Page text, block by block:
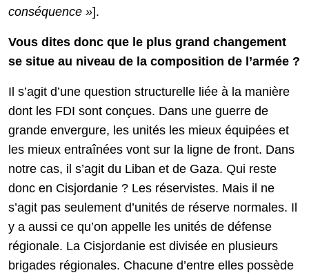
conséquence »].
Vous dites donc que le plus grand changement
se situe au niveau de la composition de l’armée ?
Il s’agit d’une question structurelle liée à la manière
dont les FDI sont conçues. Dans une guerre de
grande envergure, les unités les mieux équipées et
les mieux entraînées vont sur la ligne de front. Dans
notre cas, il s’agit du Liban et de Gaza. Qui reste
donc en Cisjordanie ? Les réservistes. Mais il ne
s’agit pas seulement d’unités de réserve normales. Il
y a aussi ce qu’on appelle les unités de défense
régionale. La Cisjordanie est divisée en plusieurs
brigades régionales. Chacune d’entre elles possède